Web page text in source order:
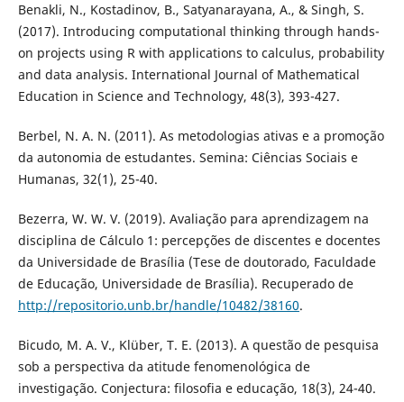
Benakli, N., Kostadinov, B., Satyanarayana, A., & Singh, S.
(2017). Introducing computational thinking through hands-
on projects using R with applications to calculus, probability
and data analysis. International Journal of Mathematical
Education in Science and Technology, 48(3), 393-427.
Berbel, N. A. N. (2011). As metodologias ativas e a promoção
da autonomia de estudantes. Semina: Ciências Sociais e
Humanas, 32(1), 25-40.
Bezerra, W. W. V. (2019). Avaliação para aprendizagem na
disciplina de Cálculo 1: percepções de discentes e docentes
da Universidade de Brasília (Tese de doutorado, Faculdade
de Educação, Universidade de Brasília). Recuperado de
http://repositorio.unb.br/handle/10482/38160.
Bicudo, M. A. V., Klüber, T. E. (2013). A questão de pesquisa
sob a perspectiva da atitude fenomenológica de
investigação. Conjectura: filosofia e educação, 18(3), 24-40.